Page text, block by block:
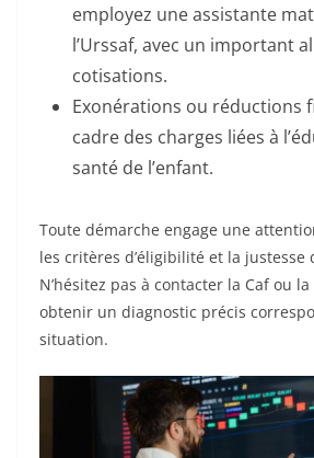
employez une assistante
l’Urssaf, avec un important
cotisations.
Exonérations ou réductions
cadre des charges liées à
santé de l’enfant.
Toute démarche engage une
les critères d’éligibilité et la justesse
N’hésitez pas à contacter la Caf ou
obtenir un diagnostic précis
situation.